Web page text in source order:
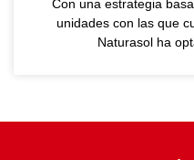
Con una estrategia
unidades con las que
Naturasol ha